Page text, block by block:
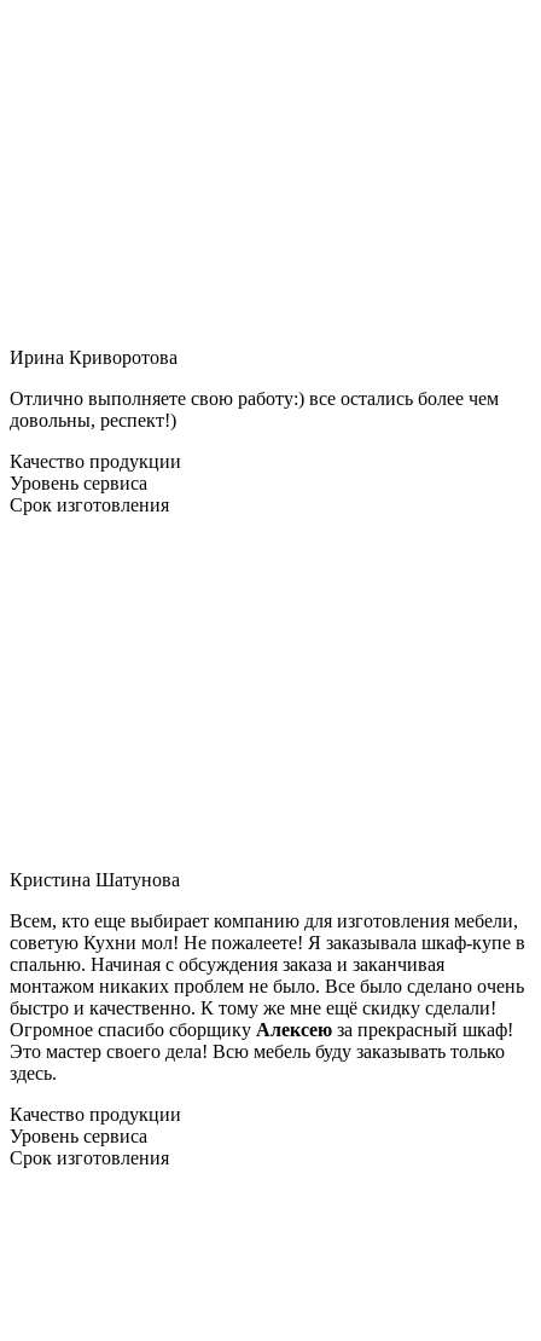
Ирина Криворотова
Отлично выполняете свою работу:) все остались более чем
довольны, респект!)
Качество продукции
Уровень сервиса
Срок изготовления
Кристина Шатунова
Всем, кто еще выбирает компанию для изготовления мебели,
советую Кухни мол! Не пожалеете! Я заказывала шкаф-купе в
спальню. Начиная с обсуждения заказа и заканчивая
монтажом никаких проблем не было. Все было сделано очень
быстро и качественно. К тому же мне ещё скидку сделали!
Огромное спасибо сборщику Алексею за прекрасный шкаф!
Это мастер своего дела! Всю мебель буду заказывать только
здесь.
Качество продукции
Уровень сервиса
Срок изготовления